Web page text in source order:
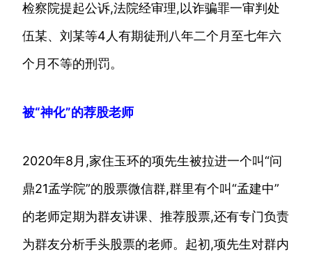
检察院提起公诉,法院经审理,以诈骗罪一审判处
伍某、刘某等4人有期徒刑八年二个月至七年六
个月不等的刑罚。
被“神化”的荐股老师
2020年8月,家住玉环的项先生被拉进一个叫“问
鼎21孟学院”的股票微信群,群里有个叫“孟建中”
的老师定期为群友讲课、推荐股票,还有专门负责
为群友分析手头股票的老师。起初,项先生对群内